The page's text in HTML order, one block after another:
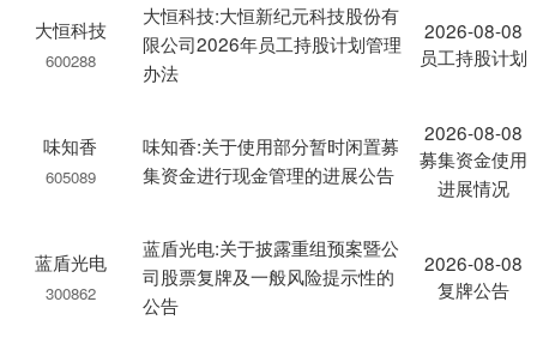
大恒科技
600288
大恒科技:大恒新纪元科技股份有
限公司2026年员工持股计划管理
办法
2026-08-08
员工持股计划
味知香
605089
味知香:关于使用部分暂时闲置募
集资金进行现金管理的进展公告
2026-08-08
募集资金使用
进展情况
蓝盾光电
300862
蓝盾光电:关于披露重组预案暨公
司股票复牌及一般风险提示性的
公告
2026-08-08
复牌公告